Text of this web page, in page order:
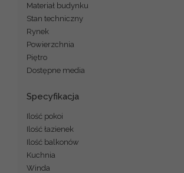
Materiał budynku
Stan techniczny
Rynek
Powierzchnia
Piętro
Dostępne media
Specyfikacja
Ilość pokoi
Ilość łazienek
Ilość balkonów
Kuchnia
Winda